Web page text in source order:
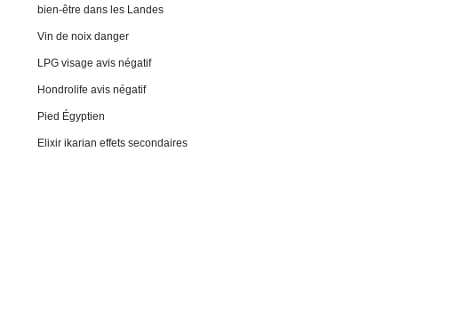
bien-être dans les Landes
Vin de noix danger
LPG visage avis négatif
Hondrolife avis négatif
Pied Égyptien
Elixir ikarian effets secondaires